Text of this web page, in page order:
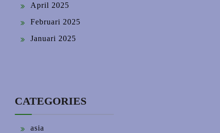
April 2025
Februari 2025
Januari 2025
CATEGORIES
asia